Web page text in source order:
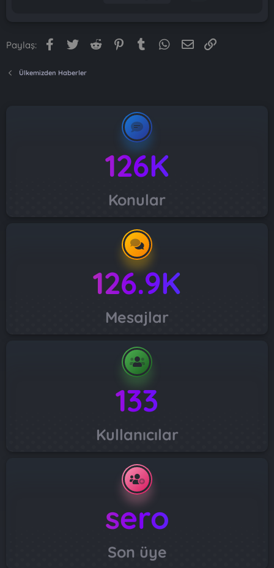
Paylaş: Facebook
Twitter Reddit PinterestTumblr WhatsApp
E-posta
Ülkemizden Haberler
126K
Konular
126.9K
Mesajlar
133
Kullanıcılar
sero
Son üye